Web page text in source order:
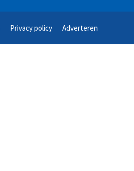
Privacy policy Adverteren